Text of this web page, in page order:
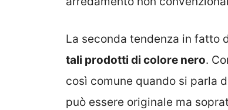
La seconda tendenza in fatto
tali prodotti di colore nero.
così comune quando si parla
può essere originale ma